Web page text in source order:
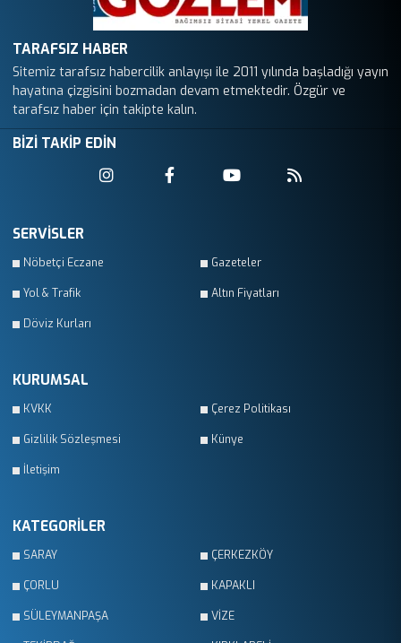
TARAFSIZ HABER
Sitemiz tarafsız habercilik anlayışı ile 2011 yılında başladığı yayın
hayatına çizgisini bozmadan devam etmektedir. Özgür ve
tarafsız haber için takipte kalın.
BİZİ TAKİP EDİN
SERVİSLER
Nöbetçi Eczane Gazeteler
Yol & Trafik Altın Fiyatları
Döviz Kurları
KURUMSAL
KVKK Çerez Politikası
Gizlilik Sözleşmesi Künye
İletişim
KATEGORİLER
SARAY ÇERKEZKÖY
ÇORLU KAPAKLI
SÜLEYMANPAŞA VİZE